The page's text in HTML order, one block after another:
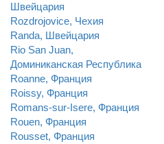
Швейцария
Rozdrojovice, Чехия
Randa, Швейцария
Rio San Juan,
Доминиканская Республика
Roanne, Франция
Roissy, Франция
Romans-sur-Isere, Франция
Rouen, Франция
Rousset, Франция